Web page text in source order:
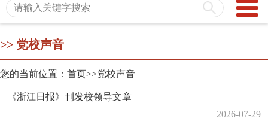
>> 党校声音
您的当前位置：首页>>党校声音
《浙江日报》刊发校领导文章
2026-07-29